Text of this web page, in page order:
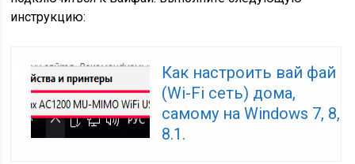
инструкцию:
Как настроить вай фай
(Wi-Fi сеть) дома,
самому на Windows 7, 8,
8.1.